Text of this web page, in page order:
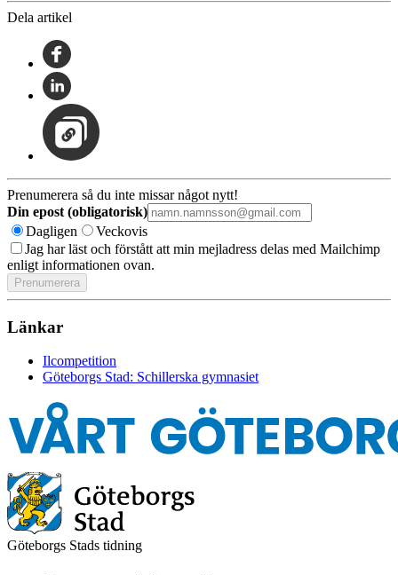
Dela artikel
Prenumerera så du inte missar något nytt!
Din epost (obligatorisk)
Dagligen
Veckovis
Jag har läst och förstått att min mejladress delas med Mailchimp
enligt informationen ovan.
Länkar
Ilcompetition
Göteborgs Stad: Schillerska gymnasiet
Göteborgs Stads tidning